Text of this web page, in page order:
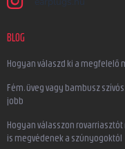
BLOG
Hogyan válaszd ki a megfelelő
Fém, üveg vagy bambusz
jobb
Hogyan válasszon
is megvédenek a szúnyogoktól